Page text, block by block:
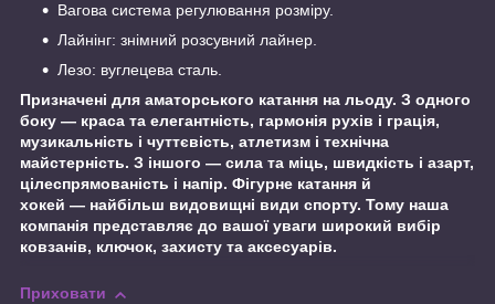
Вагова система регулювання розміру.
Лайнінг: знімний розсувний лайнер.
Лезо: вуглецева сталь.
Призначені для аматорського катання на льоду. З одного
боку — краса та елегантність, гармонія рухів і грація,
музикальність і чуттєвість, атлетизм і технічна
майстерність. З іншого — сила та міць, швидкість і азарт,
цілеспрямованість і напір. Фігурне катання й
хокей — найбільш видовищні види спорту. Тому наша
компанія представляє до вашої уваги широкий вибір
ковзанів, ключок, захисту та аксесуарів.
Приховати